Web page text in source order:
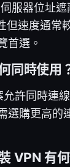
服器位址
但速度通常
首選。
同時使用
允許同時連
選購更高的
VPN 有